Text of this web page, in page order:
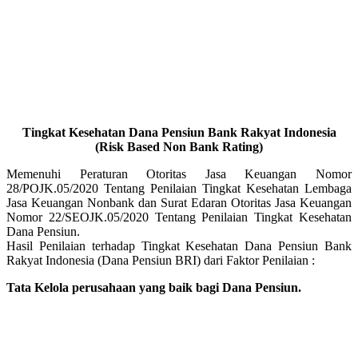
Tingkat Kesehatan Dana Pensiun Bank Rakyat Indonesia
(Risk Based Non Bank Rating)
Memenuhi Peraturan Otoritas Jasa Keuangan Nomor
28/POJK.05/2020 Tentang Penilaian Tingkat Kesehatan Lembaga
Jasa Keuangan Nonbank dan Surat Edaran Otoritas Jasa Keuangan
Nomor 22/SEOJK.05/2020 Tentang Penilaian Tingkat Kesehatan
Dana Pensiun.
Hasil Penilaian terhadap Tingkat Kesehatan Dana Pensiun Bank
Rakyat Indonesia (Dana Pensiun BRI) dari Faktor Penilaian :
Tata Kelola perusahaan yang baik bagi Dana Pensiun.